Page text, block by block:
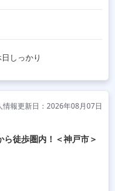
しっかり
情報更新日：2026年08月07日
徒歩圏内！＜神戸市＞